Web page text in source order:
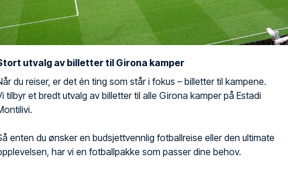
utvalg av billetter til Girona kamper
du reiser, er det én ting som står i fokus – billetter til kampene.
tilbyr et bredt utvalg av billetter til alle Girona kamper på Estadi
enten du ønsker en budsjettvennlig fotballreise eller den ultimate
har vi en fotballpakke som passer dine behov.